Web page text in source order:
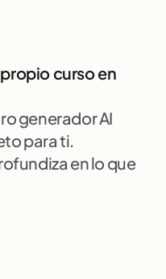
curso en
generador AI
para ti.
en lo que